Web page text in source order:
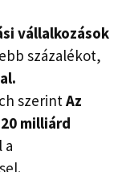
vállalkozások
százalékot,
szerintAz
milliárd
a